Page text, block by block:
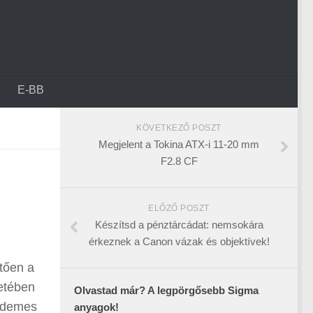
E-BB
a
KÖVETKEZŐ POSZT
Megjelent a Tokina ATX-i 11-20 mm
F2.8 CF
ELŐZŐ POSZT
Készítsd a pénztárcádat: nemsokára
érkeznek a Canon vázak és objektívek!
Olvastad már? A legpörgősebb Sigma
anyagok!